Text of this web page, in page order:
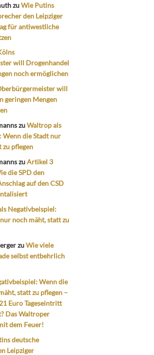
zuWie Putins
den Leipziger
für antiwestliche
will Drogenhandel
noch ermöglichen
will
geringen Mengen
zuWaltrop als
Wenn die Stadt nur
zu pflegen
zuArtikel 3
die SPD den
auf den CSD
Negativbeispiel:
noch mäht, statt zu
zuWie viele
selbst entbehrlich
Wenn die
statt zu pflegen –
21 Euro Tageseintritt
Das Waltroper
dem Feuer!
deutsche
Leipziger